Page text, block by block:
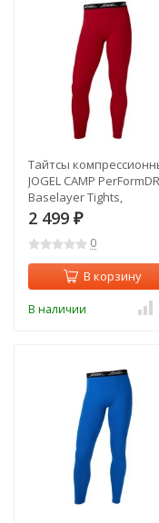
Тайтсы
JOGEL CAMP
Baselayer Tights,
гранатовый (2125187)
2 499 ₽
0
В корзину
В наличии